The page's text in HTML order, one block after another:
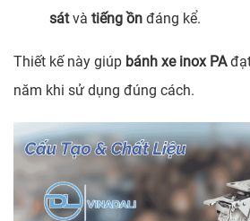
sátvà tiếng ồn đáng kể.
Thiết kế này giúp bánh xe inox PA
năm khi sử dụng đúng cách.